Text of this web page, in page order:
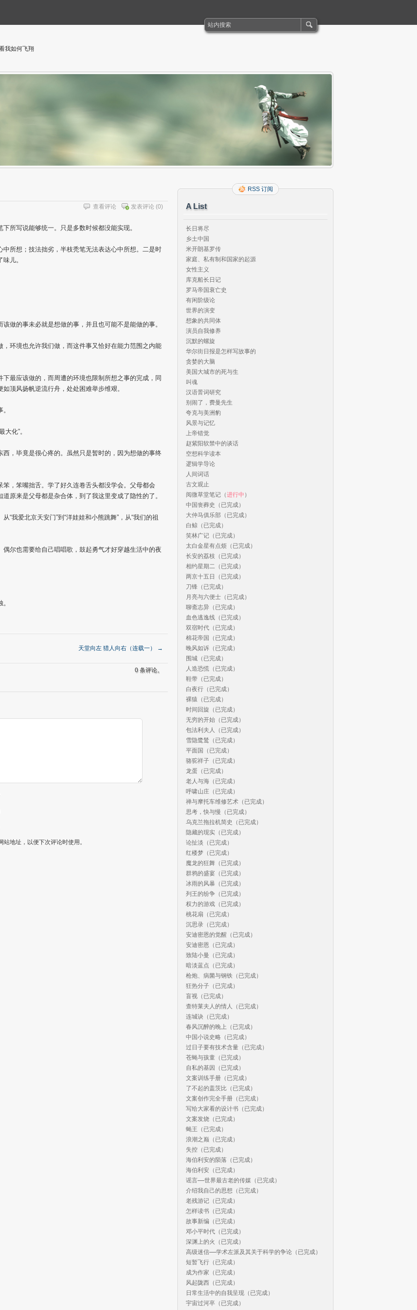
我如何飞翔
发表评论 (0)
查看评论
所写说能够统一。只是多数时候都没能实现。
所想；技法拙劣，半枝秃笔无法表达心中所想。二是时
儿。
做的事未必就是想做的事，并且也可能不是能做的事。
环境也允许我们做，而这件事又恰好在能力范围之内能
最应该做的，而周遭的环境也限制所想之事的完成，同
顶风扬帆逆流行舟，处处困难举步维艰。
化”。
，毕竟是很心疼的。虽然只是暂时的，因为想做的事终
，笨嘴拙舌。学了好久连卷舌头都没学会。父母都会
原来是父母都是杂合体，到了我这里变成了隐性的了。
“我爱北京天安门”到“洋娃娃和小熊跳舞”，从“我们的祖
尔也需要给自己唱唱歌，鼓起勇气才好穿越生活中的夜
天堂向左 猎人向右（连载一） →
0 条评论。
地址，以便下次评论时使用。
RSS 订阅
A List
长日将尽
乡土中国
米开朗基罗传
家庭、私有制和国家的起源
女性主义
库克船长日记
罗马帝国衰亡史
有闲阶级论
世界的演变
想象的共同体
演员自我修养
沉默的螺旋
华尔街日报是怎样写故事的
贪婪的大脑
美国大城市的死与生
叫魂
汉语詈词研究
别闹了，费曼先生
夸克与美洲豹
风景与记忆
上帝错觉
赵紫阳软禁中的谈话
空想科学读本
逻辑学导论
人间词话
古文观止
阅微草堂笔记（进行中 ）
中国丧葬史（已完成）
大仲马俱乐部（已完成）
白鲸（已完成）
笑林广记（已完成）
太白金星有点烦（已完成）
长安的荔枝（已完成）
相约星期二（已完成）
两京十五日（已完成）
刀锋（已完成）
月亮与六便士（已完成）
聊斋志异（已完成）
血色逃逸线（已完成）
双宿时代（已完成）
棉花帝国（已完成）
晚风如诉（已完成）
围城（已完成）
人造恐慌（已完成）
鞋带（已完成）
白夜行（已完成）
裸猿（已完成）
时间回旋（已完成）
无穷的开始（已完成）
包法利夫人（已完成）
雪隐鹭鸶（已完成）
平面国（已完成）
骆驼祥子（已完成）
龙蛋（已完成）
老人与海（已完成）
呼啸山庄（已完成）
禅与摩托车维修艺术（已完成）
思考，快与慢（已完成）
乌克兰拖拉机简史（已完成）
隐藏的现实（已完成）
论扯淡（已完成）
红楼梦（已完成）
魔龙的狂舞（已完成）
群鸦的盛宴（已完成）
冰雨的风暴（已完成）
列王的纷争（已完成）
权力的游戏（已完成）
桃花扇（已完成）
沉思录（已完成）
安迪密恩的觉醒（已完成）
安迪密恩（已完成）
致陆小曼（已完成）
暗淡蓝点（已完成）
枪炮、病菌与钢铁（已完成）
狂热分子（已完成）
盲视（已完成）
查特莱夫人的情人（已完成）
连城诀（已完成）
春风沉醉的晚上（已完成）
中国小说史略（已完成）
过日子要有技术含量（已完成）
苍蝇与孩童（已完成）
自私的基因（已完成）
文案训练手册（已完成）
了不起的盖茨比（已完成）
文案创作完全手册（已完成）
写给大家看的设计书（已完成）
文案发烧（已完成）
蝇王（已完成）
浪潮之巅（已完成）
失控（已完成）
海伯利安的陨落（已完成）
海伯利安（已完成）
谣言——世界最古老的传媒（已完成）
介绍我自己的思想（已完成）
老残游记（已完成）
怎样读书（已完成）
故事新编（已完成）
邓小平时代（已完成）
深渊上的火（已完成）
高级迷信——学术左派及其关于科学的争论（已完成）
短暂飞行（已完成）
成为作家（已完成）
风起陇西（已完成）
日常生活中的自我呈现（已完成）
宇宙过河卒（已完成）